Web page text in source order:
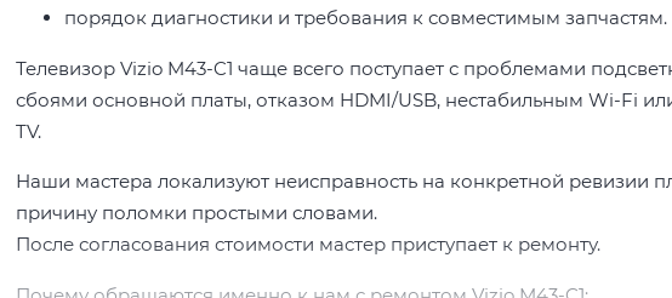
порядок диагностики и требования к совместимым запчастям.
Телевизор Vizio M43-C1 чаще всего поступает с проблемами
сбоями основной платы, отказом HDMI/USB, нестабильным Wi-Fi
TV.
Наши мастера локализуют неисправность на конкретной ревизии
причину поломки простыми словами.
После согласования стоимости мастер приступает к ремонту.